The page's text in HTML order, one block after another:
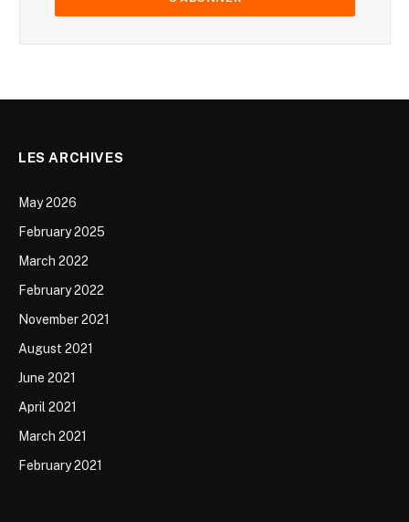
LES ARCHIVES
May 2026
February 2025
March 2022
February 2022
November 2021
August 2021
June 2021
April 2021
March 2021
February 2021